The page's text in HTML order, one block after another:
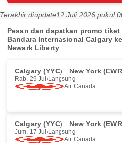
Terakhir diupdate12 Juli 2026 pukul
Pesan dan dapatkan promo tiket
Bandara Internasional Calgary
Newark Liberty
Calgary (YYC) New York
Rab, 29 Jul Langsung
Air Canada
Calgary (YYC) New York
Jum, 17 Jul Langsung
Air Canada